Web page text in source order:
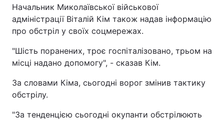
Начальник Миколаївської військової
адміністрації Віталій Кім також надав інформацію
про обстріл у своїх соцмережах.
"Шість поранених, троє госпіталізовано, трьом на
місці надано допомогу", - сказав Кім.
За словами Кіма, сьогодні ворог змінив тактику
обстрілу.
"За тенденцією сьогодні окупанти обстрілюють